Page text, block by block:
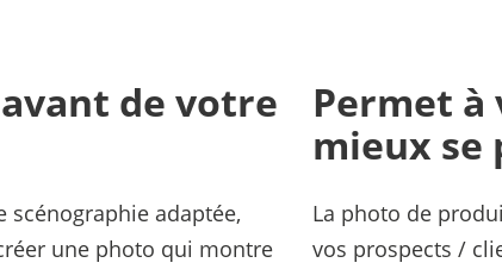
de votre
scénographie adaptée,
une photo qui montre
Permet à
mieux
La photo de
vos prospects /